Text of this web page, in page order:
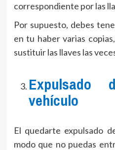
correspondiente por las
Por supuesto, debes
en tu haber varias
sustituir las llaves las
vehículo
El quedarte expulsado
modo que no puedas